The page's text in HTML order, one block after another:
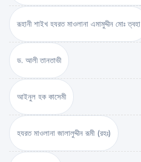
রূহানী শাইখ হযরত মাওলানা এমামুদ্দীন মোঃ ত্বহা
ড. আলী তানতাভী
আইনুল হক কাসেমী
হযরত মাওলানা জালালুদ্দীন রূমী (রহঃ)